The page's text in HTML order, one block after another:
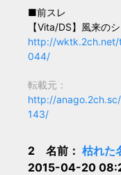
■前スレ
【Vita/DS】風来の
http://
044/
転載元：
http://
143/
2 名前： 枯れた
2015-04-20